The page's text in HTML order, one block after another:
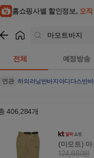
홈쇼핑사별 할인정보, 오
전체 예정방송
연관 하의 러닝반바지 아디다스반
406,284개
(마모트)
124,660원